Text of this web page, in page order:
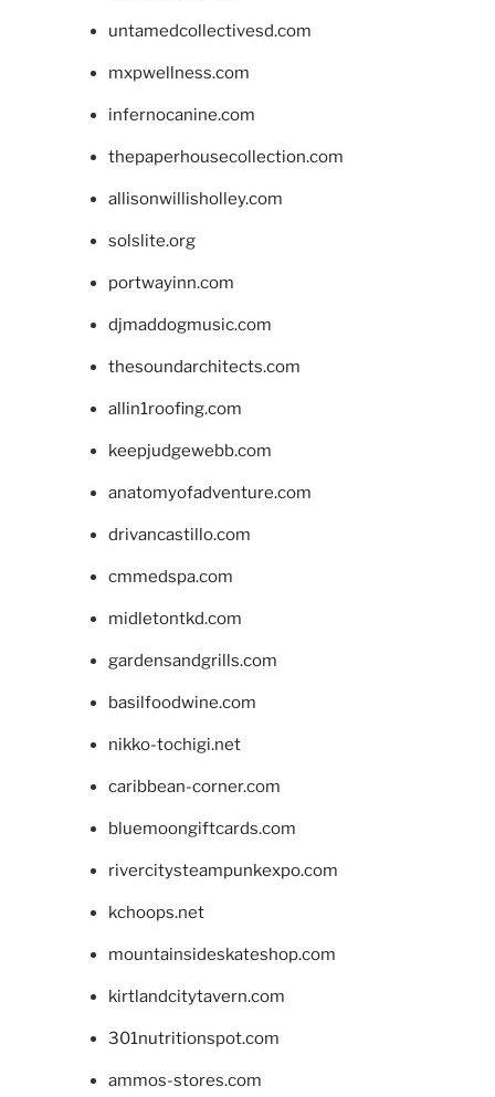
untamedcollectivesd.com
mxpwellness.com
infernocanine.com
thepaperhousecollection.com
allisonwillisholley.com
solslite.org
portwayinn.com
djmaddogmusic.com
thesoundarchitects.com
allin1roofing.com
keepjudgewebb.com
anatomyofadventure.com
drivancastillo.com
cmmedspa.com
midletontkd.com
gardensandgrills.com
basilfoodwine.com
nikko-tochigi.net
caribbean-corner.com
bluemoongiftcards.com
rivercitysteampunkexpo.com
kchoops.net
mountainsideskateshop.com
kirtlandcitytavern.com
301nutritionspot.com
ammos-stores.com